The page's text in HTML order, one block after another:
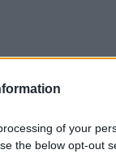
of your
the below opt-out
νέα
για